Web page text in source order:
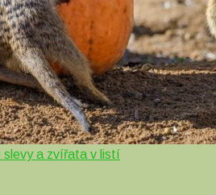
slevy a zvířata v listí